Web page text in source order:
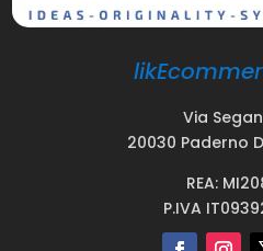
Via
20030 Paderno
REA:
P.IVA